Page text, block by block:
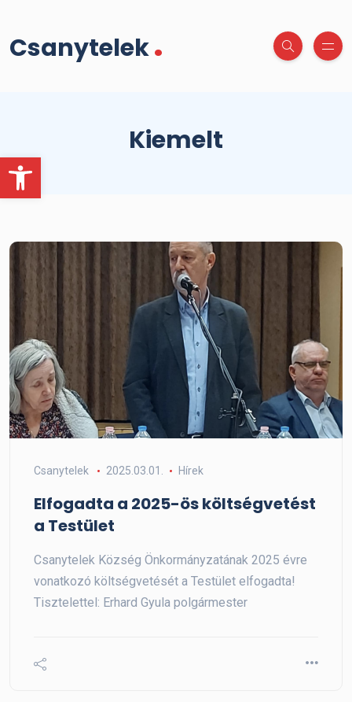
Eszköztár megnyitása
Csanytelek.
Kiemelt
Csanytelek 2025.03.01. Hírek
Elfogadta a 2025-ös költségvetést
a Testület
Csanytelek Község Önkormányzatának 2025 évre
vonatkozó költségvetését a Testület elfogadta!
Tisztelettel: Erhard Gyula polgármester